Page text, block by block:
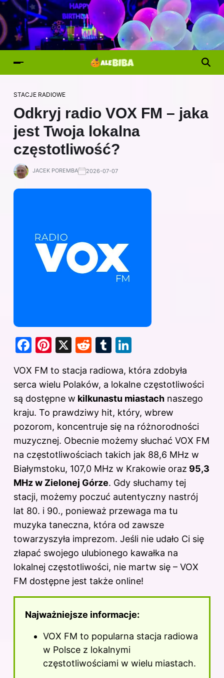
STACJE RADIOWE
Odkryj radio VOX FM – jaka
jest Twoja lokalna
częstotliwość?
JACEK POREMBA 2026-07-07
F
c
e
b
o
o
k
Pi
er
e
st
X
R
d
di
t
T
m
bl
r
k
e
dI
n
VOX FM to stacja radiowa, która zdobyła
serca wielu Polaków, a lokalne częstotliwości
są dostępne w kilkunastu miastach naszego
kraju. To prawdziwy hit, który, wbrew
pozorom, koncentruje się na różnorodności
muzycznej. Obecnie możemy słuchać VOX FM
na częstotliwościach takich jak 88,6 MHz w
Białymstoku, 107,0 MHz w Krakowie oraz 95,3
MHz w Zielonej Górze. Gdy słuchamy tej
stacji, możemy poczuć autentyczny nastrój
lat 80. i 90., ponieważ przewaga ma tu
muzyka taneczna, która od zawsze
towarzyszyła imprezom. Jeśli nie udało Ci się
złapać swojego ulubionego kawałka na
lokalnej częstotliwości, nie martw się – VOX
FM dostępne jest także online!
Najważniejsze informacje:
VOX FM to popularna stacja radiowa
w Polsce z lokalnymi
częstotliwościami w wielu miastach.